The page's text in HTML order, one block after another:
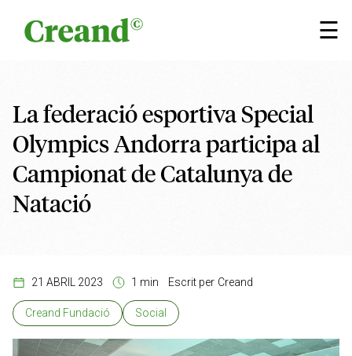
☰
×
La federació esportiva Special
Olympics Andorra participa al
Campionat de Catalunya de
Natació
21 ABRIL 2023 1 min Escrit per Creand
Creand Fundació Social